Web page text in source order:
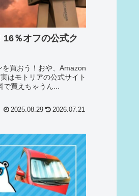
16％オフの公式ク
買おう！おや、Amazon
はモトリアの公式サイト
買えちゃうん...
2025.08.29 2026.07.21